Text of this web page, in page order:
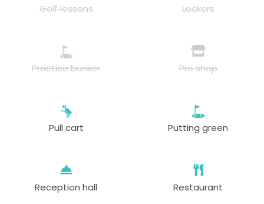
Golf lessons Lockers
Practice bunker Pro shop
Pull cart Putting green
Reception hall Restaurant